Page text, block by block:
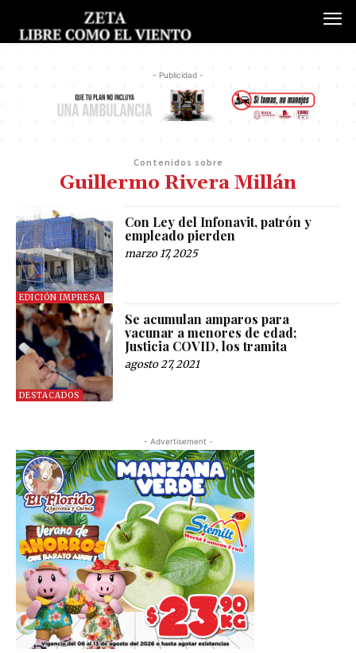
- Publicidad -
Contenidos sobre
Guillermo Rivera Millán
EDICIÓN IMPRESA
Con Ley del Infonavit, patrón y
empleado pierden
marzo 17, 2025
DESTACADOS
Se acumulan amparos para
vacunar a menores de edad;
Justicia COVID, los tramita
agosto 27, 2021
- Advertisement -